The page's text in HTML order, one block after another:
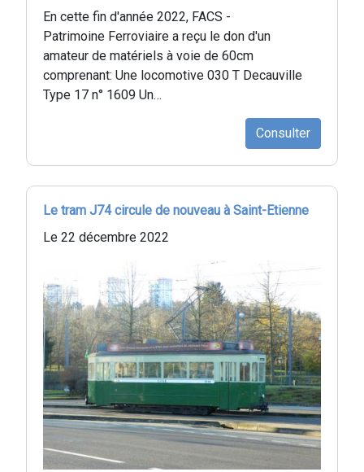
En cette fin d'année 2022, FACS -
Patrimoine Ferroviaire a reçu le don d'un
amateur de matériels à voie de 60cm
comprenant: Une locomotive 030 T Decauville
Type 17 n° 1609 Un…
Consulter
Le tram J74 circule de nouveau à Saint-Etienne
Le 22 décembre 2022